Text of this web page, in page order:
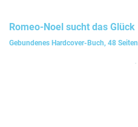
Romeo-Noel sucht das Glück
Gebundenes Hardcover-Buch, 48 Seiten